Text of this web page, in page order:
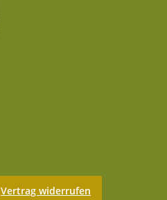
Vertrag widerrufen